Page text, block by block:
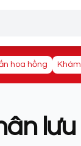
hoa hồng
lưu